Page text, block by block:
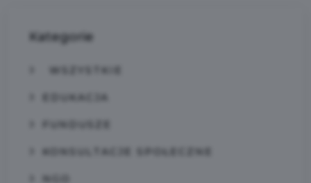
Kategorie
WSZYSTKIE
EDUKACJA
KONSULTACJE SPOŁECZNE